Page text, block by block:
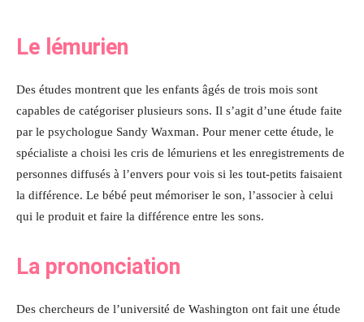
Le lémurien
Des études montrent que les enfants âgés de trois mois sont
capables de catégoriser plusieurs sons. Il s’agit d’une étude faite
par le psychologue Sandy Waxman. Pour mener cette étude, le
spécialiste a choisi les cris de lémuriens et les enregistrements de
personnes diffusés à l’envers pour vois si les tout-petits faisaient
la différence. Le bébé peut mémoriser le son, l’associer à celui
qui le produit et faire la différence entre les sons.
La prononciation
Des chercheurs de l’université de Washington ont fait une étude